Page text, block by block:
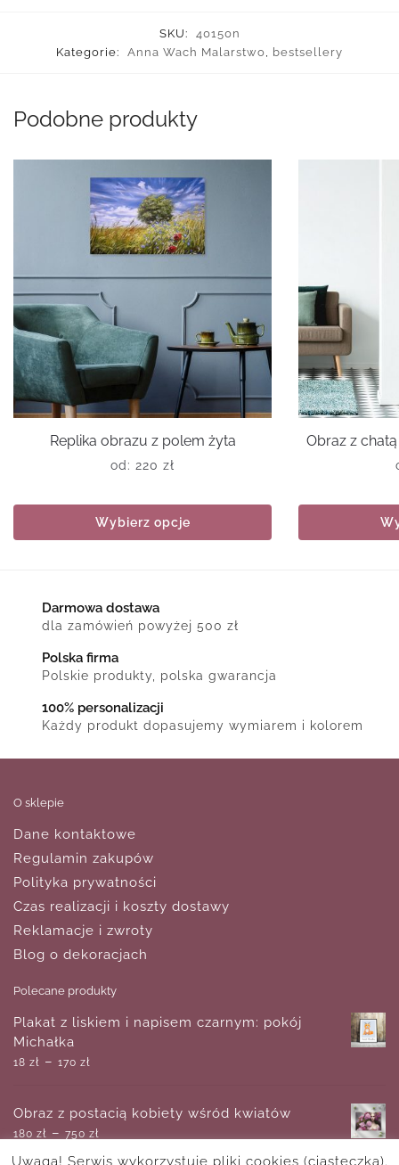
SKU:
40150n
Kategorie:
Anna Wach Malarstwo bestsellery
Podobne produkty
Replika obrazu z polem żyta
od: 220 zł
Wybierz opcje
Obraz z
Darmowa dostawa
dla zamówień powyżej 500 zł
Polska firma
Polskie produkty, polska gwarancja
100% personalizacji
Każdy produkt dopasujemy wymiarem i kolorem
O sklepie
Dane kontaktowe
Regulamin zakupów
Polityka prywatności
Czas realizacji i koszty dostawy
Reklamacje i zwroty
Blog o dekoracjach
Polecane produkty
Plakat z liskiem i napisem czarnym: pokój
Michałka
18 zł – 170 zł
Obraz z postacią kobiety wśród kwiatów
180 zł – 750 zł
Uwaga! Serwis wykorzystuje pliki cookies (ciasteczka).